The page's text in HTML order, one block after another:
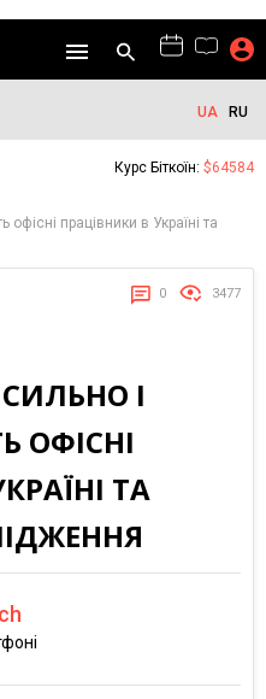
UA RU
Курс Біткоїн: $64584
працівники в Україні та
0 3477
І
ОФІСНІ
ТА